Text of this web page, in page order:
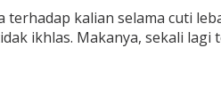
terhadap kalian selama cuti
ikhlas. Makanya, sekali